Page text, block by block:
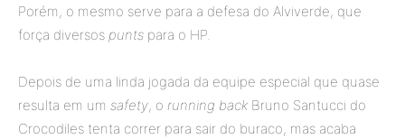
Porém, o mesmo serve para a defesa do Alviverde, que
força diversos punts para o HP.
Depois de uma linda jogada da equipe especial que quase
resulta em um safety, o running back Bruno Santucci do
Crocodiles tenta correr para sair do buraco, mas acaba